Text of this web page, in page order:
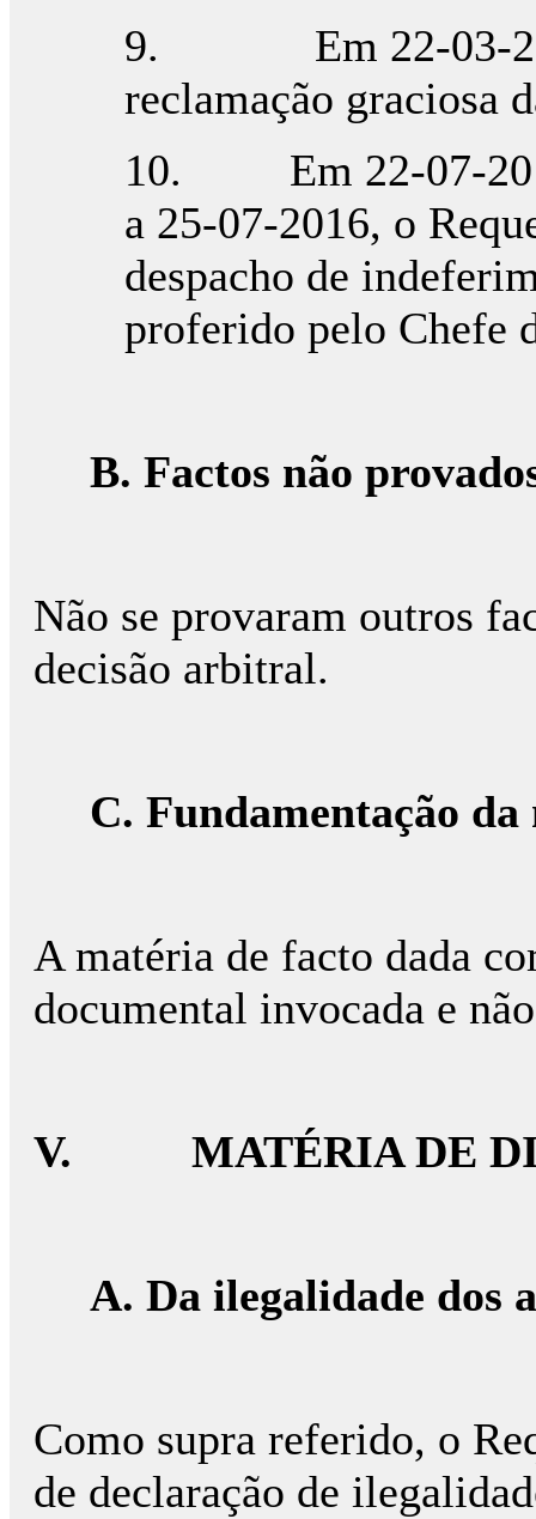
9. Em 22-03-
reclamação graciosa
10. Em 22-07-
a 25-07-2016, o
despacho de
proferido pelo Chefe
B. Factos não
Não se provaram outros
decisão arbitral.
C. Fundamentação
A matéria de facto dada
documental invocada e
V. MATÉRIA DE
A. Da ilegalidade dos
Como supra referido, o
de declaração de